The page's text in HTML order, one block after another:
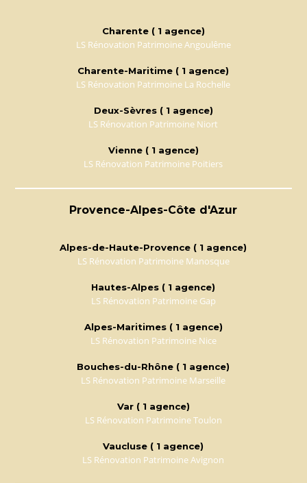
Charente ( 1 agence)
LS Rénovation Patrimoine Angoulême
Charente-Maritime ( 1 agence)
LS Rénovation Patrimoine La Rochelle
Deux-Sèvres ( 1 agence)
LS Rénovation Patrimoine Niort
Vienne ( 1 agence)
LS Rénovation Patrimoine Poitiers
Provence-Alpes-Côte d'Azur
Alpes-de-Haute-Provence ( 1 agence)
LS Rénovation Patrimoine Manosque
Hautes-Alpes ( 1 agence)
LS Rénovation Patrimoine Gap
Alpes-Maritimes ( 1 agence)
LS Rénovation Patrimoine Nice
Bouches-du-Rhône ( 1 agence)
LS Rénovation Patrimoine Marseille
Var ( 1 agence)
LS Rénovation Patrimoine Toulon
Vaucluse ( 1 agence)
LS Rénovation Patrimoine Avignon